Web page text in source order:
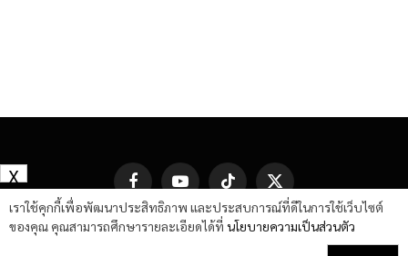
FacebookYouTube TikTok
X
(Twitter)
เราใช้คุกกี้เพื่อพัฒนาประสิทธิภาพ และประสบการณ์ที่ดีในการใช้เว็บไซต์
ของคุณ คุณสามารถศึกษารายละเอียดได้ที่ นโยบายความเป็นส่วนตัว
X